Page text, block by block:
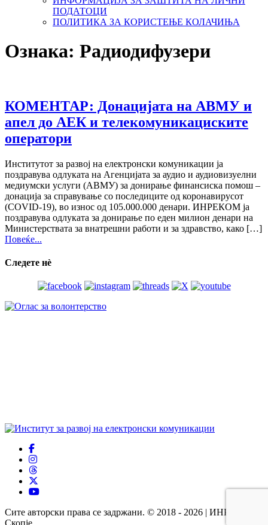
ПОДАТОЦИ
ПОЛИТИКА ЗА КОРИСТЕЊЕ КОЛАЧИЊА
Ознака: Радиодифузери
КОМЕНТАР: Донацијата на АВМУ и
апел до АЕК и телекомуникациските
оператори
Институтот за развој на електронски комуникации ја
поздравува одлуката на Агенцијата за аудио и аудиовизуелни
медиумски услуги (АВМУ) за донирање финансиска помош –
донација за справување со последиците од коронавирусот
(COVID-19), во износ од 105.000.000 денари. ИНРЕКОМ ја
поздравува одлуката за донирање по еден милион денари на
Министерствата за внатрешни работи и за здравство, како […]
Повеќе...
Следете нѐ
Сите авторски права се задржани. © 2018 - 2026 | ИНРЕКОМ